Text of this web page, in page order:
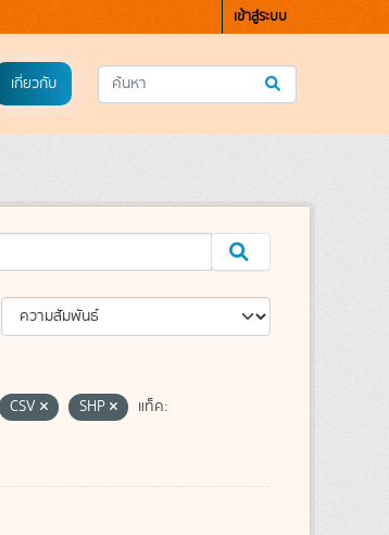
เข้าสู่ระบบ
เกี่ยวกับ
CSV SHP
แท็ค: